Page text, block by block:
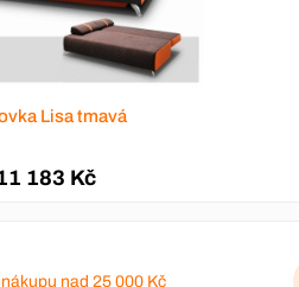
Lisa tmavá
183 Kč
nad 25 000 Kč